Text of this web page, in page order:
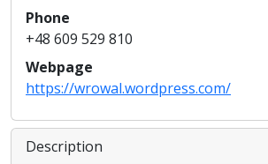
Phone
+48 609 529 810
Webpage
https://wrowal.wordpress.com/
Description